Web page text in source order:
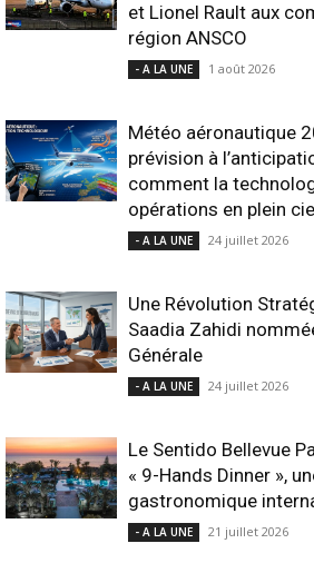
et Lionel Rault aux
région ANSCO
- A LA UNE 1 août 2026
Météo aéronautique
prévision à
comment la
opérations en plein
- A LA UNE 24 juillet 2026
Une Révolution
Saadia Zahidi
Générale
- A LA UNE 24 juillet 2026
Le Sentido Bellevue
« 9-Hands Dinner »,
gastronomique
- A LA UNE 21 juillet 2026